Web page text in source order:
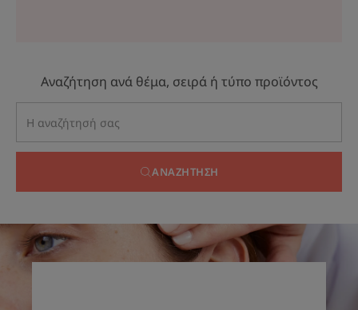
Αναζήτηση ανά θέμα, σειρά ή τύπο προϊόντος
ΑΝΑΖΉΤΗΣΗ